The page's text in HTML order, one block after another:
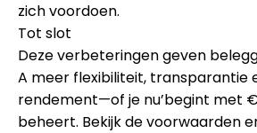
zich voordoen.
Tot slot
Deze verbeteringen geven
A meer flexibiliteit, transparantie
rendement—of je nu’begint met
beheert. Bekijk de voorwaarden